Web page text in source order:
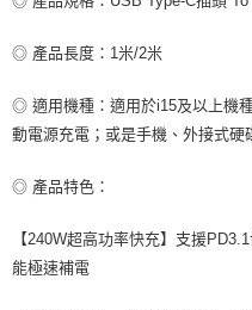
◎ 產品長度：1米/2米
◎ 適用機種：適用於i15及以上機
動電源充電；或是手機、外接式
◎ 產品特色：
【240W超高功率快充】支援
能極速補電